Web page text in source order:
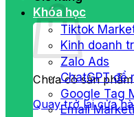
Chưa có sản
Quay trở lại cửa
Khóa học
Tiktok
Kinh doanh
Zalo Ads
ChatGPT để
Google Tag
Email